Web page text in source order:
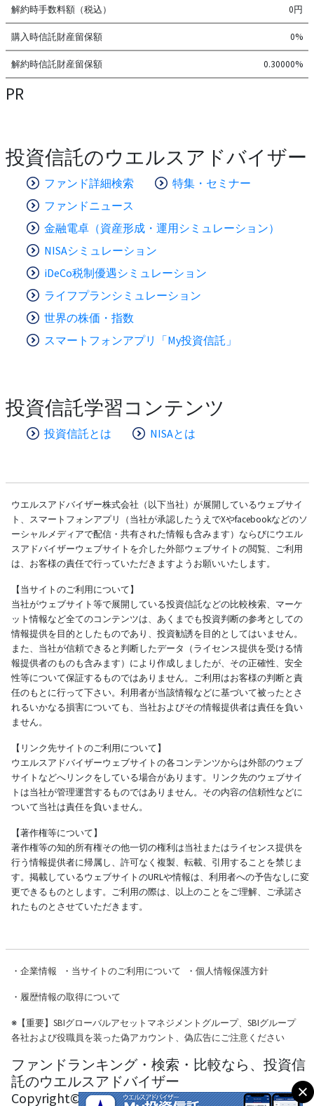
解約時手数料額（税込） 0円
購入時信託財産留保額 0%
解約時信託財産留保額 0.30000%
PR
投資信託のウエルスアドバイザー
ファンド詳細検索
特集・セミナー
ファンドニュース
金融電卓（資産形成・運用シミュレーション）
NISAシミュレーション
iDeCo税制優遇シミュレーション
ライフプランシミュレーション
世界の株価・指数
スマートフォンアプリ「My投資信託」
投資信託学習コンテンツ
投資信託とは NISAとは
ウエルスアドバイザー株式会社（以下当社）が展開しているウェブサイ
ト、スマートフォンアプリ（当社が承認したうえでXやfacebookなどのソ
ーシャルメディアで配信・共有された情報も含みます）ならびにウエル
スアドバイザーウェブサイトを介した外部ウェブサイトの閲覧、ご利用
は、お客様の責任で行っていただきますようお願いいたします。
【当サイトのご利用について】
当社がウェブサイト等で展開している投資信託などの比較検索、マーケ
ット情報など全てのコンテンツは、あくまでも投資判断の参考としての
情報提供を目的としたものであり、投資勧誘を目的としてはいません。
また、当社が信頼できると判断したデータ（ライセンス提供を受ける情
報提供者のものも含みます）により作成しましたが、その正確性、安全
性等について保証するものではありません。ご利用はお客様の判断と責
任のもとに行って下さい。利用者が当該情報などに基づいて被ったとさ
れるいかなる損害についても、当社およびその情報提供者は責任を負い
ません。
【リンク先サイトのご利用について】
ウエルスアドバイザーウェブサイトの各コンテンツからは外部のウェブ
サイトなどへリンクをしている場合があります。リンク先のウェブサイ
トは当社が管理運営するものではありません。その内容の信頼性などに
ついて当社は責任を負いません。
【著作権等について】
著作権等の知的所有権その他一切の権利は当社またはライセンス提供を
行う情報提供者に帰属し、許可なく複製、転載、引用することを禁じま
す。掲載しているウェブサイトのURLや情報は、利用者への予告なしに変
更できるものとします。ご利用の際は、以上のことをご理解、ご承諾さ
れたものとさせていただきます。
・ 企業情報 ・ 当サイトのご利用について ・ 個人情報保護方針
・ 履歴情報の取得について
※【重要】SBIグローバルアセットマネジメントグループ、SBIグループ
各社および役職員を装った偽アカウント、偽広告にご注意ください
ファンドランキング・検索・比較なら、投資信
託のウエルスアドバイザー
Copyright© Wealth Advisor Co., Ltd. All Rights